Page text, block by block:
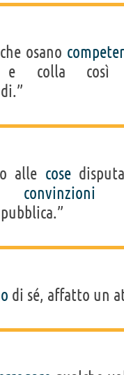
osano
e colla così
alle cose
convinzioni
pubblica.”
di sé, affatto un